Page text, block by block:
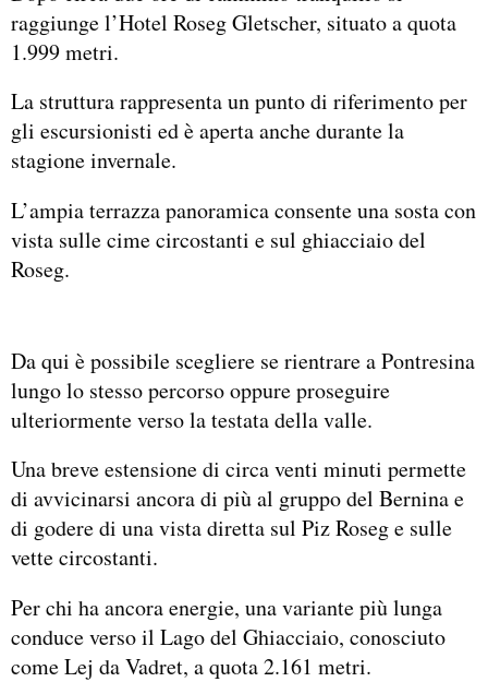
raggiunge l’Hotel Roseg Gletscher, situato a quota
1.999 metri.
La struttura rappresenta un punto di riferimento per
gli escursionisti ed è aperta anche durante la
stagione invernale.
L’ampia terrazza panoramica consente una sosta con
vista sulle cime circostanti e sul ghiacciaio del
Roseg.
Da qui è possibile scegliere se rientrare a Pontresina
lungo lo stesso percorso oppure proseguire
ulteriormente verso la testata della valle.
Una breve estensione di circa venti minuti permette
di avvicinarsi ancora di più al gruppo del Bernina e
di godere di una vista diretta sul Piz Roseg e sulle
vette circostanti.
Per chi ha ancora energie, una variante più lunga
conduce verso il Lago del Ghiacciaio, conosciuto
come Lej da Vadret, a quota 2.161 metri.